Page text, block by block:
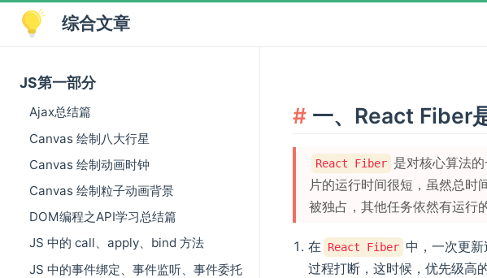
综合文章
JS第一部分
Ajax总结篇
Canvas 绘制八大行星
Canvas 绘制动画时钟
Canvas 绘制粒子动画背景
DOM编程之API学习总结篇
JS 中的 call、apply、bind 方法
JS 中的事件绑定、事件监听、事件委托
一、React Fiber
React Fiber 是对核心算法的
片的运行时间很短，虽然总时
被独占，其他任务依然有运行
在 React Fiber 中，一次更
过程打断，这时候，优先级高